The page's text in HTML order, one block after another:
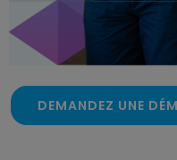
DEMANDEZ UNE